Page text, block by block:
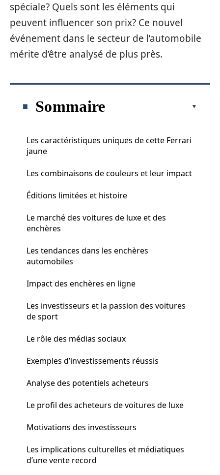
spéciale? Quels sont les éléments qui
peuvent influencer son prix? Ce nouvel
événement dans le secteur de l’automobile
mérite d’être analysé de plus près.
Sommaire
Les caractéristiques uniques de cette Ferrari
jaune
Les combinaisons de couleurs et leur impact
Éditions limitées et histoire
Le marché des voitures de luxe et des
enchères
Les tendances dans les enchères
automobiles
Impact des enchères en ligne
Les investisseurs et la passion des voitures
de sport
Le rôle des médias sociaux
Exemples d’investissements réussis
Analyse des potentiels acheteurs
Le profil des acheteurs de voitures de luxe
Motivations des investisseurs
Les implications culturelles et médiatiques
d’une vente record